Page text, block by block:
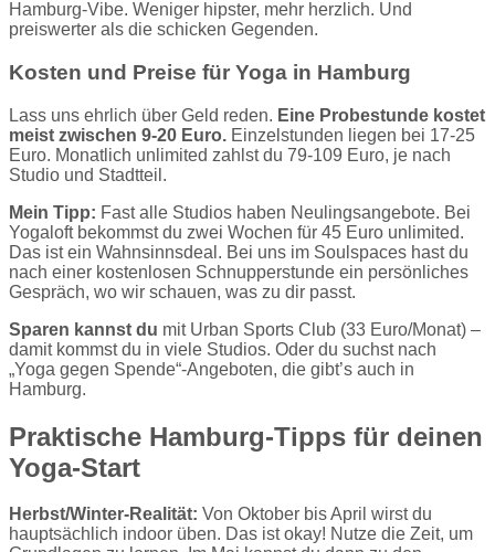
Hamburg-Vibe. Weniger hipster, mehr herzlich. Und
preiswerter als die schicken Gegenden.
Kosten und Preise für Yoga in Hamburg
Lass uns ehrlich über Geld reden. Eine Probestunde kostet
meist zwischen 9-20 Euro. Einzelstunden liegen bei 17-25
Euro. Monatlich unlimited zahlst du 79-109 Euro, je nach
Studio und Stadtteil.
Mein Tipp: Fast alle Studios haben Neulingsangebote. Bei
Yogaloft bekommst du zwei Wochen für 45 Euro unlimited.
Das ist ein Wahnsinnsdeal. Bei uns im Soulspaces hast du
nach einer kostenlosen Schnupperstunde ein persönliches
Gespräch, wo wir schauen, was zu dir passt.
Sparen kannst du mit Urban Sports Club (33 Euro/Monat) –
damit kommst du in viele Studios. Oder du suchst nach
„Yoga gegen Spende“-Angeboten, die gibt’s auch in
Hamburg.
Praktische Hamburg-Tipps für deinen
Yoga-Start
Herbst/Winter-Realität: Von Oktober bis April wirst du
hauptsächlich indoor üben. Das ist okay! Nutze die Zeit, um